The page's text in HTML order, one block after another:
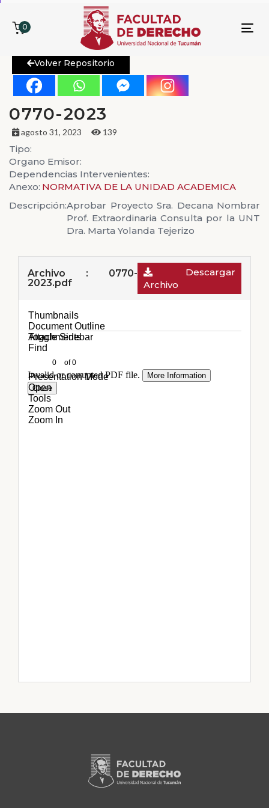
0
Volver Repositorio
0770-2023
agosto 31, 2023 139
Tipo:
Organo Emisor:
Dependencias Intervenientes:
Anexo: NORMATIVA DE LA UNIDAD ACADEMICA
Descripción:Aprobar Proyecto Sra. Decana Nombrar
Prof. Extraordinaria Consulta por la UNT
Dra. Marta Yolanda Tejerizo
Archivo : 0770-
2023.pdf
Descargar
Archivo